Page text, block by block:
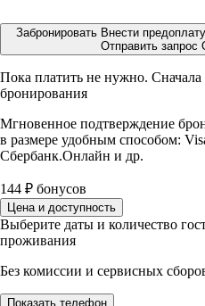
Забронировать Внести предоплату
Отправить запрос
Пока платить не нужно.
бронирования
Мгновенное подтверждение
в размере удобным способом:
Сбербанк.Онлайн и др.
144 ₽ бонусов
Цена и доступность
Выберите даты и количество
проживания
Без комиссии и сервисных
Показать телефон